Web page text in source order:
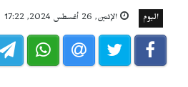
اليوم الإثنين, 26 أغسطس 2024, 17:22